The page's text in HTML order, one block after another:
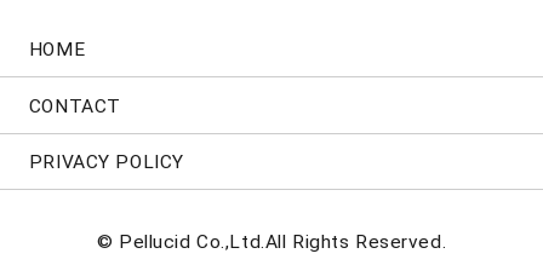
HOME
CONTACT
PRIVACY POLICY
© Pellucid Co.,Ltd.All Rights Reserved.